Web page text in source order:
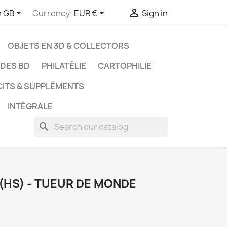
GB Currency: EUR €  Sign in
OBJETS EN 3D & COLLECTORS
BD PHILATÉLIE
CARTOPHILIE
& SUPPLÉMENTS
INTÉGRALE
search
- TUEUR DE MONDE